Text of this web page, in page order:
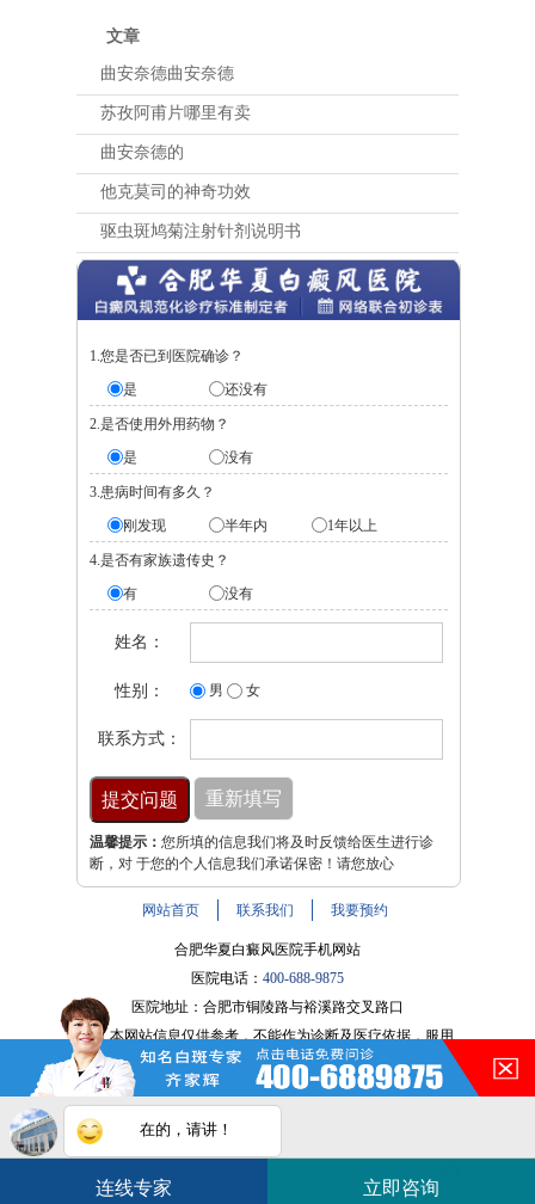
文章
曲安奈德曲安奈德
苏孜阿甫片哪里有卖
曲安奈德的
他克莫司的神奇功效
驱虫斑鸠菊注射针剂说明书
1.您是否已到医院确诊？
是
还没有
2.是否使用外用药物？
是
没有
3.患病时间有多久？
刚发现
半年内 1年以上
4.是否有家族遗传史？
有
没有
姓名：
性别： 男 女
联系方式：
温馨提示： 您所填的信息我们将及时反馈给医生进行诊
断，对 于您的个人信息我们承诺保密！请您放心
网站首页 联系我们 我要预约
合肥华夏白癜风医院手机网站
医院电话： 400-688-9875
医院地址：合肥市铜陵路与裕溪路交叉路口
注：本网站信息仅供参考，不能作为诊断及医疗依据，服用
药物或进行治疗时请遵医嘱。如有转载或引用文章涉及版权
问题，请与我们联系。
皖ICP备16014022号-9
皖公网安备 34010202600947号
在的，请讲！
您的白斑在什么部位？
连线专家 立即咨询
白斑在线问医生
如何快速治好白癜风？